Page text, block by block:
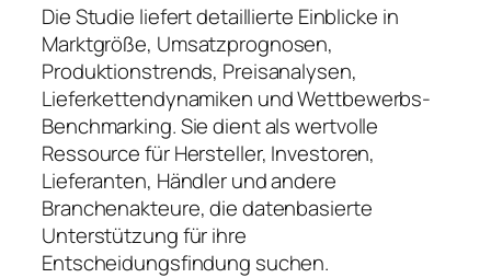
Die Studie liefert detaillierte Einblicke in
Marktgröße, Umsatzprognosen,
Produktionstrends, Preisanalysen,
Lieferkettendynamiken und Wettbewerbs-
Benchmarking. Sie dient als wertvolle
Ressource für Hersteller, Investoren,
Lieferanten, Händler und andere
Branchenakteure, die datenbasierte
Unterstützung für ihre
Entscheidungsfindung suchen.